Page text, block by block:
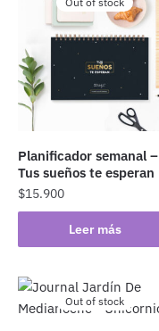
Planificador semanal –
Tus sueños te esperan
$15.900
Leer más
Out of stock